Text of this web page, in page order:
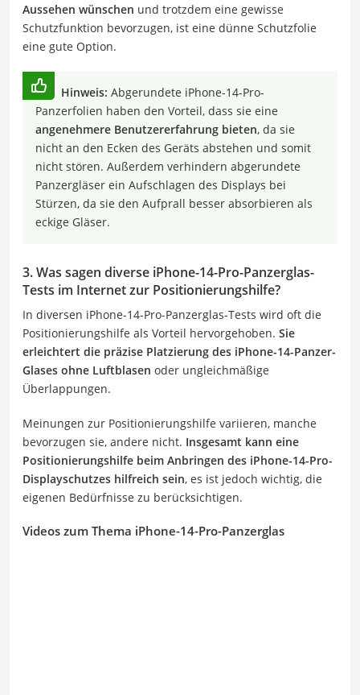
Aussehen wünschen und trotzdem eine gewisse
Schutzfunktion bevorzugen, ist eine dünne Schutzfolie
eine gute Option.
Hinweis: Abgerundete iPhone-14-Pro-
Panzerfolien haben den Vorteil, dass sie eine
angenehmere Benutzererfahrung bieten, da sie
nicht an den Ecken des Geräts abstehen und somit
nicht stören. Außerdem verhindern abgerundete
Panzergläser ein Aufschlagen des Displays bei
Stürzen, da sie den Aufprall besser absorbieren als
eckige Gläser.
3. Was sagen diverse iPhone-14-Pro-Panzerglas-
Tests im Internet zur Positionierungshilfe?
In diversen iPhone-14-Pro-Panzerglas-Tests wird oft die
Positionierungshilfe als Vorteil hervorgehoben. Sie
erleichtert die präzise Platzierung des iPhone-14-Panzer-
Glases ohne Luftblasen oder ungleichmäßige
Überlappungen.
Meinungen zur Positionierungshilfe variieren, manche
bevorzugen sie, andere nicht. Insgesamt kann eine
Positionierungshilfe beim Anbringen des iPhone-14-Pro-
Displayschutzes hilfreich sein, es ist jedoch wichtig, die
eigenen Bedürfnisse zu berücksichtigen.
Videos zum Thema iPhone-14-Pro-Panzerglas